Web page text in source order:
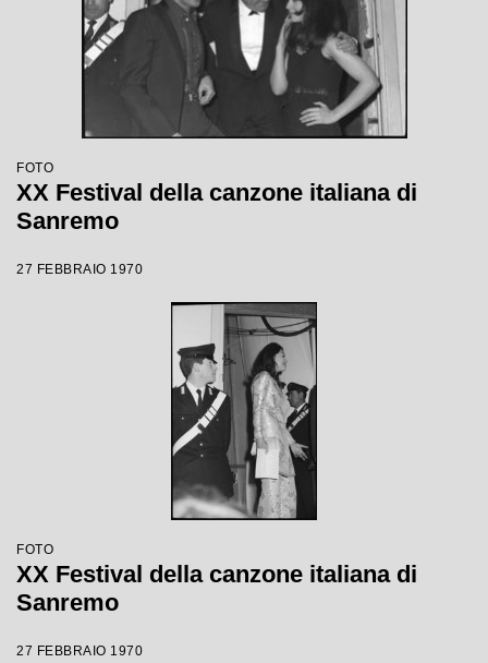
FOTO
XX Festival della canzone italiana di
Sanremo
27 FEBBRAIO 1970
FOTO
XX Festival della canzone italiana di
Sanremo
27 FEBBRAIO 1970